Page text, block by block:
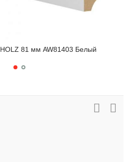
81 мм AW81403 Белый